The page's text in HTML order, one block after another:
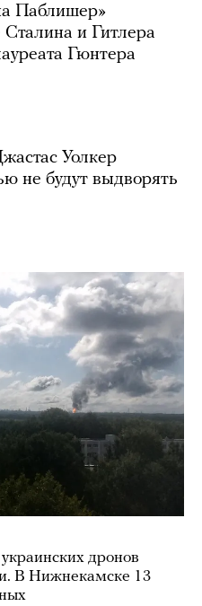
Паблишер»
и Гитлера
Гюнтера
Уолкер
не будут выдворять
дронов
В Нижнекамске 13